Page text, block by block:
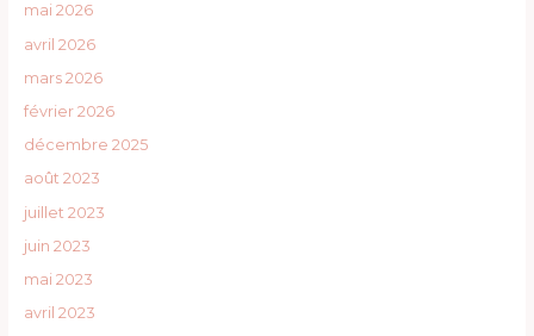
mai 2026
avril 2026
mars 2026
février 2026
décembre 2025
août 2023
juillet 2023
juin 2023
mai 2023
avril 2023